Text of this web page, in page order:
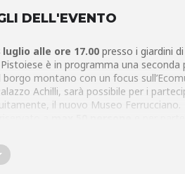
DELL'EVENTO
luglio alle ore 17.00 presso i giardini di
è in programma una seconda
borgo montano con un focus
Achilli, sarà possibile per i
il nuovo Museo Ferrucciano.